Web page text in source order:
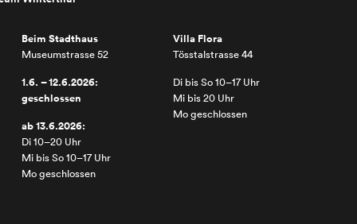
Beim Stadthaus
Museumstrasse 52
1.6. – 12.6.2026:
geschlossen
ab 13.6.2026:
Di 10–20 Uhr
Mi bis So 10–17 Uhr
Mo geschlossen
Villa Flora
Tösstalstrasse 44
Di bis So 10–17 Uhr
Mi bis 20 Uhr
Mo geschlossen